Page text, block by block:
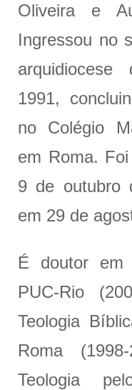
Oliveira e
Ingressou no
1991,
no Colégio
em Roma.
9 de outubro
em 29 de
É doutor em
PUC-Rio
Teologia
Roma
Teologia